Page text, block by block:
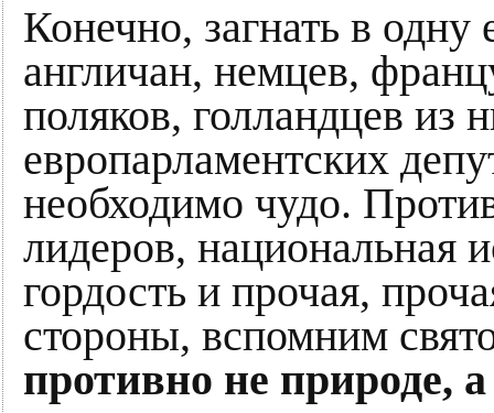
Конечно, загнать в
англичан, немцев,
поляков, голландцев из
европарламентских
необходимо чудо.
лидеров, национальная
гордость и прочая,
стороны, вспомним
противно не природе,